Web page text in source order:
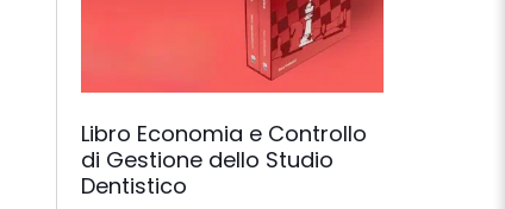
Libro Economia e Controllo
di Gestione dello Studio
Dentistico